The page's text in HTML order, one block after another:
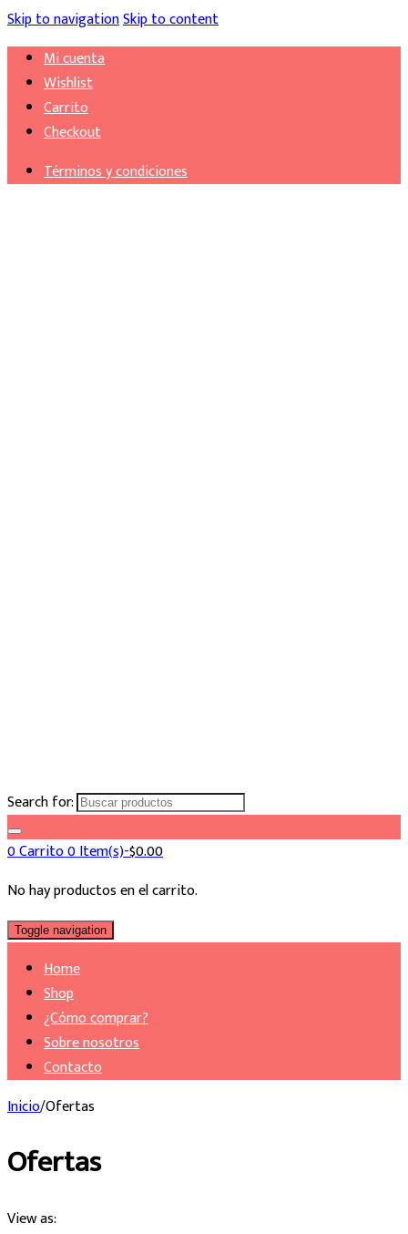
Skip to navigationSkip to content
Mi cuenta
Wishlist
Carrito
Checkout
Términos y condiciones
Search for:
0Carrito0 Item(s)-$0.00
No hay productos en el carrito.
Toggle navigation
Home
Shop
¿Cómo comprar?
Sobre nosotros
Contacto
Inicio/Ofertas
Ofertas
View as: